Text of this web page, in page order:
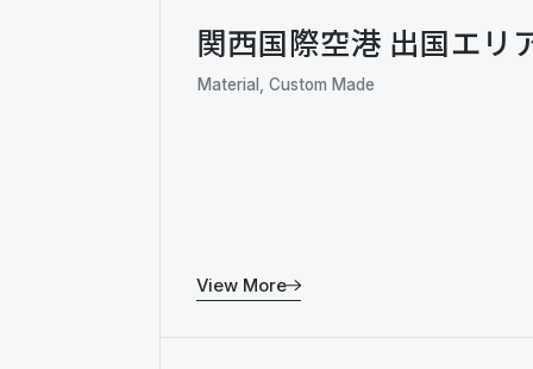
関西国際空港 出国エリ
Material, Custom Made
View More